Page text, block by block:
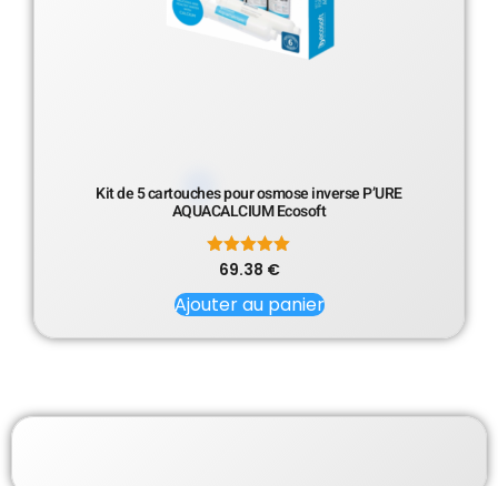
Kit de 5 cartouches pour osmose inverse P’URE
AQUACALCIUM Ecosoft
Note
sur 5
69.38 €
Ajouter au panier